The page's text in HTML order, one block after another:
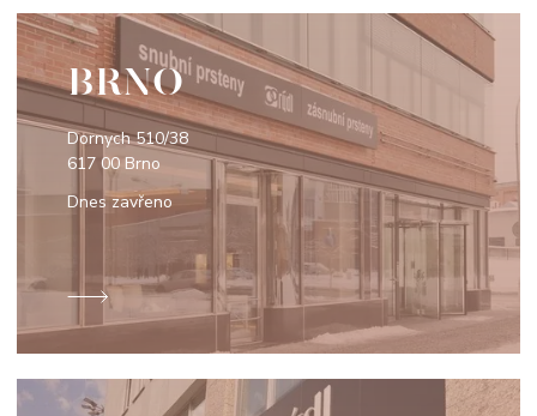
BRNO
Dornych 510/38
617 00 Brno
Dnes zavřeno